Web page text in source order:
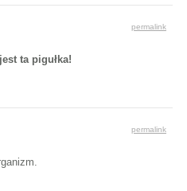
permalink
ta pigułka!
permalink